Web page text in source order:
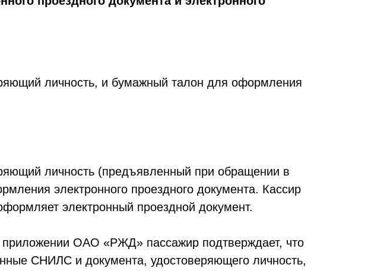
личность, и бумажный талон для оформления
личность (предъявленный при обращении в
электронного проездного документа. Кассир
электронный проездной документ.
ОАО «РЖД» пассажир подтверждает, что
СНИЛС и документа, удостоверяющего личность,